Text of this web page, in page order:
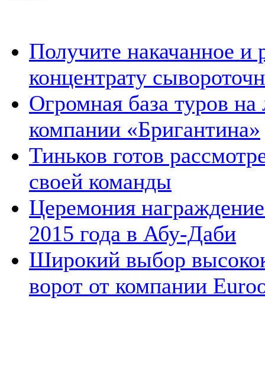
Получите накачанное и
концентрату
Огромная база туров
компании «Бригантина»
Тиньков готов
своей команды
Церемония
2015 года в Абу-Даби
Широкий выбор
ворот от компании